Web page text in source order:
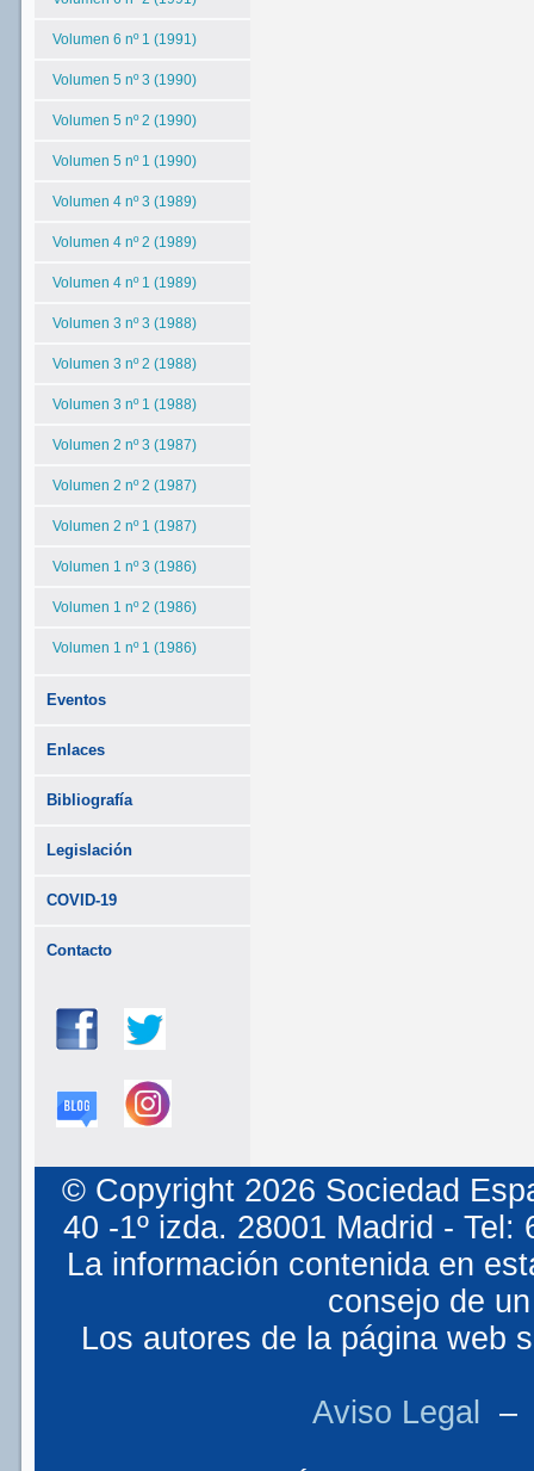
Volumen 6 nº 1 (1991)
Volumen 5 nº 3 (1990)
Volumen 5 nº 2 (1990)
Volumen 5 nº 1 (1990)
Volumen 4 nº 3 (1989)
Volumen 4 nº 2 (1989)
Volumen 4 nº 1 (1989)
Volumen 3 nº 3 (1988)
Volumen 3 nº 2 (1988)
Volumen 3 nº 1 (1988)
Volumen 2 nº 3 (1987)
Volumen 2 nº 2 (1987)
Volumen 2 nº 1 (1987)
Volumen 1 nº 3 (1986)
Volumen 1 nº 2 (1986)
Volumen 1 nº 1 (1986)
Eventos
Enlaces
Bibliografía
Legislación
COVID-19
Contacto
© Copyright 2026 Sociedad
40 -1º izda. 28001 Madrid -
La información contenida en
consejo de
Los autores de la página web
Aviso Legal